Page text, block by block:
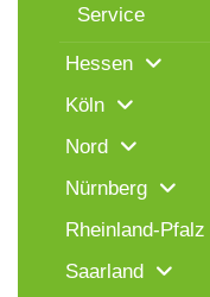
Service
Hessen
Köln
Nord
Nürnberg
Rheinland-Pfalz
Saarland